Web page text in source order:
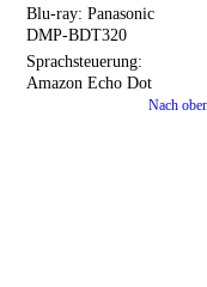
Blu-ray: Panasonic
DMP-BDT320
Sprachsteuerung:
Amazon Echo Dot
Nach